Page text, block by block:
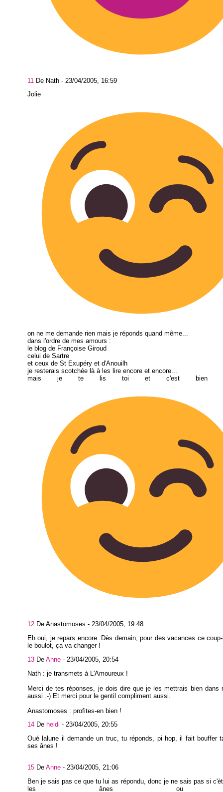
11 De Nath - 23/04/2005, 16:59
Jolie
on ne me demande rien mais je réponds quand même...
dans l'ordre de mes amours :
le blog de Françoise Giroud
celui de Sartre
et ceux de St Exupéry et d'Anouilh
je resterais scotchée là à les lire encore et encore...
mais je te lis toi et c'est bien
12 De Anastomoses - 23/04/2005, 19:48
Eh oui, je repars encore. Dès demain, pour des vacances ce
le boulot, ça va changer !
13 De Anne - 23/04/2005, 20:54
Nath : je transmets à L'Amoureux !
Merci de tes réponses, je dois dire que je les mettrais bien dans
aussi .-) Et merci pour le gentil compliment aussi.
Anastomoses : profites-en bien !
14 De heidi - 23/04/2005, 20:55
Oué lalune il demande un truc, tu réponds, pi hop, il fait bouffer
ses ânes !
15 De Anne - 23/04/2005, 21:06
Ben je sais pas ce que tu lui as répondu, donc je ne sais pas si
les ânes ou